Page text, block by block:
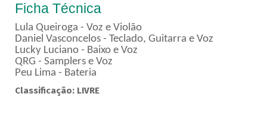
Ficha Técnica
Lula Queiroga - Voz e Violão
Daniel Vasconcelos - Teclado, Guitarra e Voz
Lucky Luciano - Baixo e Voz
QRG - Samplers e Voz
Peu Lima - Bateria
Classificação: LIVRE